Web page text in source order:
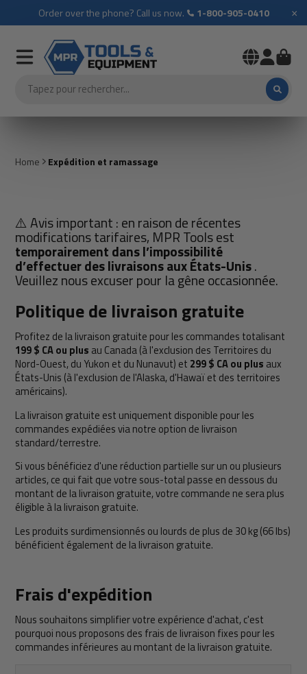
Order over the phone? Call us now. 1-800-905-0410 ×
Home Expédition et ramassage
⚠️ Avis important : en raison de récentes
modifications tarifaires, MPR Tools est
temporairement dans l’impossibilité
d’effectuer des livraisons aux États-Unis.
Veuillez nous excuser pour la gêne occasionnée.
Politique de livraison gratuite
Profitez de la livraison gratuite pour les commandes totalisant
199 $ CA ou plus au Canada (à l'exclusion des Territoires du
Nord-Ouest, du Yukon et du Nunavut) et 299 $ CA ou plus aux
États-Unis (à l'exclusion de l'Alaska, d'Hawaï et des territoires
américains).
La livraison gratuite est uniquement disponible pour les
commandes expédiées via notre option de livraison
standard/terrestre.
Si vous bénéficiez d'une réduction partielle sur un ou plusieurs
articles, ce qui fait que votre sous-total passe en dessous du
montant de la livraison gratuite, votre commande ne sera plus
éligible à la livraison gratuite.
Les produits surdimensionnés ou lourds de plus de 30 kg (66 lbs)
bénéficient également de la livraison gratuite.
Frais d'expédition
Nous souhaitons simplifier votre expérience d'achat, c'est
pourquoi nous proposons des frais de livraison fixes pour les
commandes inférieures au montant de la livraison gratuite.